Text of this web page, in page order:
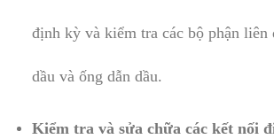
định kỳ và kiểm tra các bộ phận liên
dầu và ống dẫn dầu.
Kiểm tra và sửa chữa các kết nối